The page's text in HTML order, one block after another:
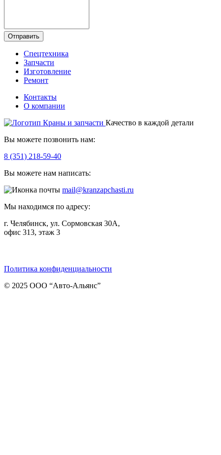
Отправить
Спецтехника
Запчасти
Изготовление
Ремонт
Контакты
О компании
Качество в каждой детали
Вы можете позвонить нам:
8 (351) 218-59-40
Вы можете нам написать:
mail@kranzapchasti.ru
Мы находимся по адресу:
г. Челябинск, ул. Сормовская 30А,
офис 313, этаж 3
Политика конфиденциальности
© 2025 ООО “Авто-Альянс”